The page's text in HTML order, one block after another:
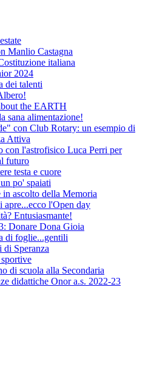
Manlio Castagna
italiana
2024
dei talenti
the EARTH
sana alimentazione!
con Club Rotary: un esempio di
Attiva
con l'astrofisico Luca Perri per
futuro
testa e cuore
po' spaiati
in ascolto della Memoria
apre...ecco l'Open day
Entusiasmante!
Donare Dona Gioia
di foglie...gentili
Speranza
di scuola alla Secondaria
didattiche Onor a.s. 2022-23